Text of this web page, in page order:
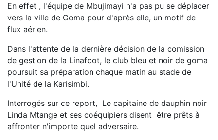
En effet , l'équipe de Mbujimayi n'a pas pu se déplacer
vers la ville de Goma pour d'après elle, un motif de
flux aérien.
Dans l'attente de la dernière décision de la comission
de gestion de la Linafoot, le club bleu et noir de goma
poursuit sa préparation chaque matin au stade de
l'Unité de la Karisimbi.
Interrogés sur ce report, Le capitaine de dauphin noir
Linda Mtange et ses coéquipiers disent être prêts à
affronter n'importe quel adversaire.